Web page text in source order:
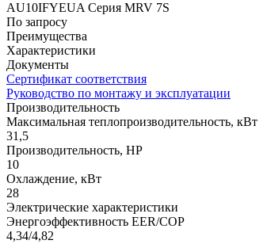
AU10IFYEUA Серия MRV 7S
По запросу
Преимущества
Характеристики
Документы
Сертификат соответствия
Руководство по монтажу и эксплуатации
Производительность
Максимальная теплопроизводительность, кВт
31,5
Производительность, HP
10
Охлаждение, кВт
28
Электрические характеристики
Энергоэффективность EER/COP
4,34/4,82